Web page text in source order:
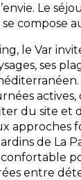
Le
compose
le Var
ses
actives,
du site et
approches
de La
entre